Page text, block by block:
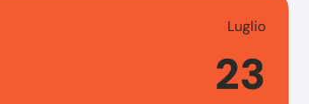
Luglio
23